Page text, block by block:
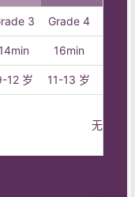
3 Grade 4
14min 16min
12 岁 11-13 岁
无